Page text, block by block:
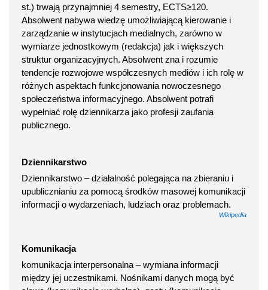
st.) trwają przynajmniej 4 semestry, ECTS≥120.
Absolwent nabywa wiedzę umożliwiającą kierowanie i
zarządzanie w instytucjach medialnych, zarówno w
wymiarze jednostkowym (redakcja) jak i większych
struktur organizacyjnych. Absolwent zna i rozumie
tendencje rozwojowe współczesnych mediów i ich rolę w
różnych aspektach funkcjonowania nowoczesnego
społeczeństwa informacyjnego. Absolwent potrafi
wypełniać rolę dziennikarza jako profesji zaufania
publicznego.
Dziennikarstwo
Dziennikarstwo – działalność polegająca na zbieraniu i
upublicznianiu za pomocą środków masowej komunikacji
informacji o wydarzeniach, ludziach oraz problemach.
Wikipedia
Komunikacja
komunikacja interpersonalna – wymiana informacji
między jej uczestnikami. Nośnikami danych mogą być